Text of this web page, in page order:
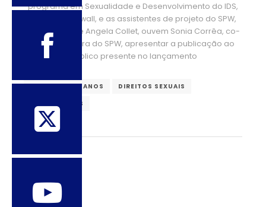
programa em Sexualidade e Desenvolvimento do IDS,
Andrea Cornwall, e as assistentes de projeto do SPW,
Marina Maria e Angela Collet, ouvem Sonia Corrêa, co-
coordenadora do SPW, apresentar a publicação ao
público presente no lançamento
DIREITOS HUMANOS
DIREITOS SEXUAIS
SEXUALIDADES